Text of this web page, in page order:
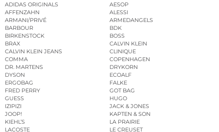
ADIDAS ORIGINALS
AESOP
AFFENZAHN
ALESSI
ARMANI/PRIVÉ
ARMEDANGELS
BARBOUR
BDK
BIRKENSTOCK
BOSS
BRAX
CALVIN KLEIN
CALVIN KLEIN JEANS
CLINIQUE
COMMA
COPENHAGEN
DR. MARTENS
DRYKORN
DYSON
ECOALF
ERGOBAG
FALKE
FRED PERRY
GOT BAG
GUESS
HUGO
IZIPIZI
JACK & JONES
JOOP!
KAPTEN & SON
KIEHL’S
LA PRAIRIE
LACOSTE
LE CREUSET